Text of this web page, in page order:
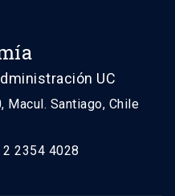
UC
Macul. Santiago, Chile
2354 4028